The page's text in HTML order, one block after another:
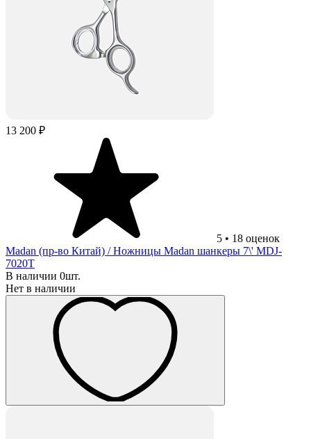
13 200 ₽
5 • 18 оценок
Madan (пр-во Китай) / Ножницы Madan шанкеры 7\' MDJ-
7020T
В наличии 0шт.
Нет в наличии